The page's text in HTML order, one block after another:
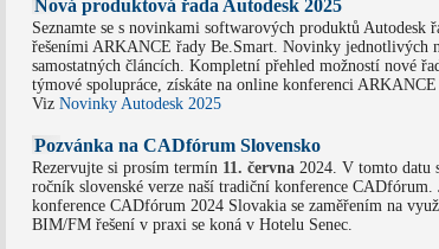
Nová produktová řada Autodesk 2025
Seznamte se s novinkami softwarových produktů
řešeními ARKANCE řady Be.Smart. Novinky jednotlivých
samostatných článcích. Kompletní přehled možností nové
týmové spolupráce, získáte na online konferenci
Viz Novinky Autodesk 2025
Pozvánka na CADfórum Slovensko
Rezervujte si prosím termín 11. června2024. V tomto datu
ročník slovenské verze naší tradiční konference CADfórum.
konference CADfórum 2024 Slovakia se zaměřením na
BIM/FM řešení v praxi se koná v Hotelu Senec.